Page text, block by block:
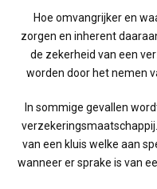
Hoe omvangrijker en
zorgen en inherent
de zekerheid van een
worden door het nemen
In sommige gevallen
van een kluis welke aan
wanneer er sprake is van